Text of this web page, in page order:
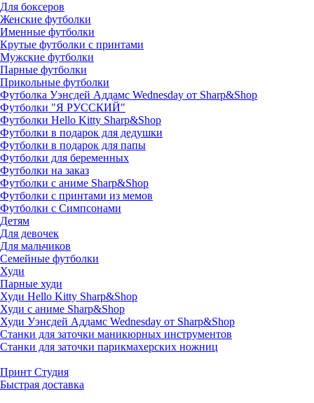
Для боксеров
Женские футболки
Именные футболки
Крутые футболки с принтами
Мужские футболки
Парные футболки
Прикольные футболки
Футболка Уэнсдей Аддамс Wednesday от Sharp&Shop
Футболки "Я РУССКИЙ"
Футболки Hello Kitty Sharp&Shop
Футболки в подарок для дедушки
Футболки в подарок для папы
Футболки для беременных
Футболки на заказ
Футболки с аниме Sharp&Shop
Футболки с принтами из мемов
Футболки с Симпсонами
Детям
Для девочек
Для мальчиков
Семейные футболки
Худи
Парные худи
Худи Hello Kitty Sharp&Shop
Худи с аниме Sharp&Shop
Худи Уэнсдей Аддамс Wednesday от Sharp&Shop
Станки для заточки маникюрных инструментов
Станки для заточки парикмахерских ножниц
Принт Студия
Быстрая доставка